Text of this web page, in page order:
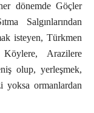
Göçler
Salgınlarından
isteyen, Türkmen
Arazilere
olup, yerleşmek,
yoksa ormanlardan